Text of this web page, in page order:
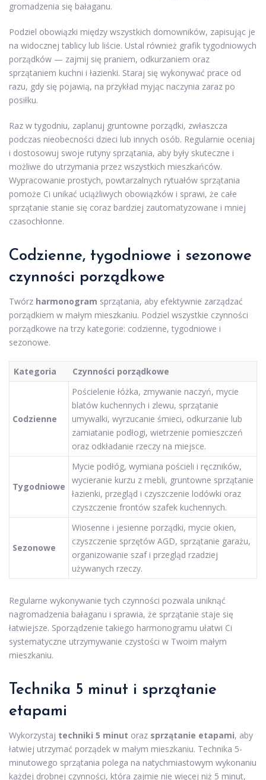
gromadzenia się bałaganu.
Podziel obowiązki między wszystkich domowników, zapisując je
na widocznej tablicy lub liście. Ustal również grafik tygodniowych
porządków — zajmij się praniem, odkurzaniem oraz
sprzątaniem kuchni i łazienki. Staraj się wykonywać prace od
razu, gdy się pojawią, na przykład myjąc naczynia zaraz po
posiłku.
Raz w tygodniu, zaplanuj gruntowne porządki, zwłaszcza
podczas nieobecności dzieci lub innych osób. Regularnie oceniaj
i dostosowuj swoje rutyny sprzątania, aby były skuteczne i
możliwe do utrzymania przez wszystkich mieszkańców.
Wypracowanie prostych, powtarzalnych rytuałów sprzątania
pomoże Ci unikać uciążliwych obowiązków i sprawi, że całe
sprzątanie stanie się coraz bardziej zautomatyzowane i mniej
czasochłonne.
Codzienne, tygodniowe i sezonowe
czynności porządkowe
Twórz harmonogram sprzątania, aby efektywnie zarządzać
porządkiem w małym mieszkaniu. Podziel wszystkie czynności
porządkowe na trzy kategorie: codzienne, tygodniowe i
sezonowe.
Kategoria Czynności porządkowe
Codzienne
Pościelenie łóżka, zmywanie naczyń, mycie
blatów kuchennych i zlewu, sprzątanie
umywalki, wyrzucanie śmieci, odkurzanie lub
zamiatanie podłogi, wietrzenie pomieszczeń
oraz odkładanie rzeczy na miejsce.
Tygodniowe
Mycie podłóg, wymiana pościeli i ręczników,
wycieranie kurzu z mebli, gruntowne sprzątanie
łazienki, przegląd i czyszczenie lodówki oraz
czyszczenie frontów szafek kuchennych.
Sezonowe
Wiosenne i jesienne porządki, mycie okien,
czyszczenie sprzętów AGD, sprzątanie garażu,
organizowanie szaf i przegląd rzadziej
używanych rzeczy.
Regularne wykonywanie tych czynności pozwala uniknąć
nagromadzenia bałaganu i sprawia, że sprzątanie staje się
łatwiejsze. Sporządzenie takiego harmonogramu ułatwi Ci
systematyczne utrzymywanie czystości w Twoim małym
mieszkaniu.
Technika 5 minut i sprzątanie
etapami
Wykorzystaj techniki 5 minut oraz sprzątanie etapami, aby
łatwiej utrzymać porządek w małym mieszkaniu. Technika 5-
minutowego sprzątania polega na natychmiastowym wykonaniu
każdej drobnej czynności, która zajmie nie więcej niż 5 minut,